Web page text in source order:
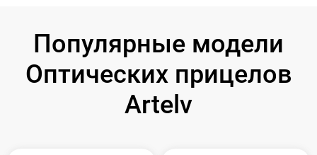
Популярные модели
Оптических прицелов
Artelv